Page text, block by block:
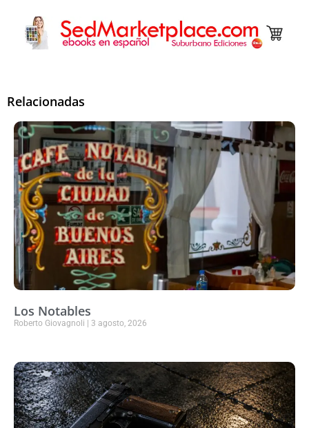
Relacionadas
Los Notables
Roberto Giovagnoli 3 agosto, 2026